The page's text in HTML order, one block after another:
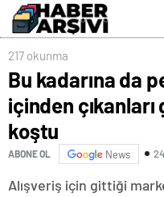
217 okunma
Bu kadarına da
içinden
koştu
ABONE OL News
Alışveriş için gittiği